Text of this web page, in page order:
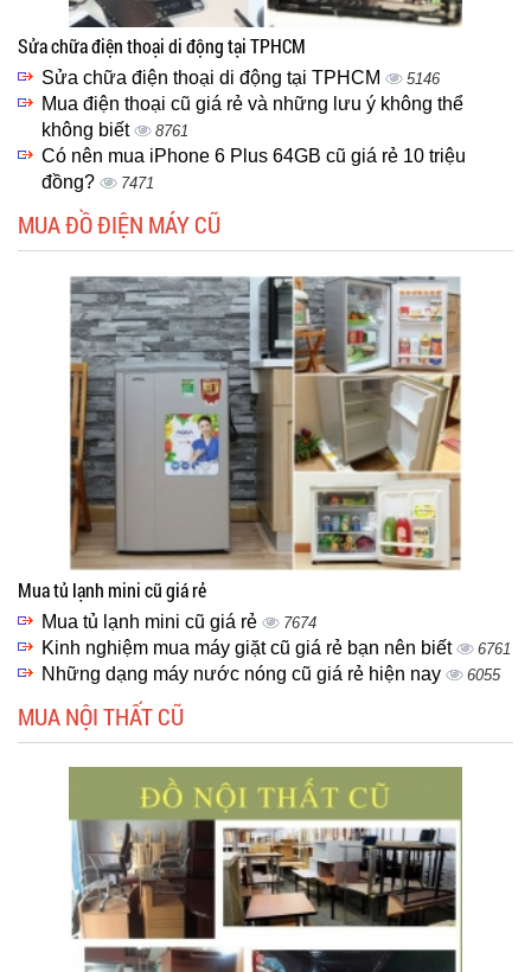
Sửa chữa điện thoại di động tại TPHCM
Sửa chữa điện thoại di động tại TPHCM 5146
Mua điện thoại cũ giá rẻ và những lưu ý không thể
không biết
8761
Có nên mua iPhone 6 Plus 64GB cũ giá rẻ 10 triệu
đồng?
7471
MUA ĐỒ ĐIỆN MÁY CŨ
Mua tủ lạnh mini cũ giá rẻ
Mua tủ lạnh mini cũ giá rẻ 7674
Kinh nghiệm mua máy giặt cũ giá rẻ bạn nên biết 6761
Những dạng máy nước nóng cũ giá rẻ hiện nay 6055
MUA NỘI THẤT CŨ